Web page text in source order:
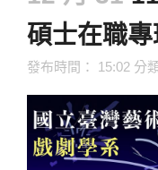
碩士在職
發布時間： 15:02 分